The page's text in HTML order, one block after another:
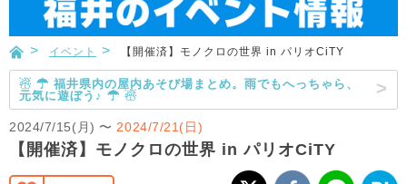
イベント 【開催済】モノクロの世界 in パリオCiTY
☃ ☂ 福井県内の屋内あそび場まとめ。雨でもへっちゃら、
元気に遊ぼう♪ ☂ ☃
2024/7/15(月) 〜 2024/7/21(日)
【開催済】モノクロの世界 in パリオCiTY